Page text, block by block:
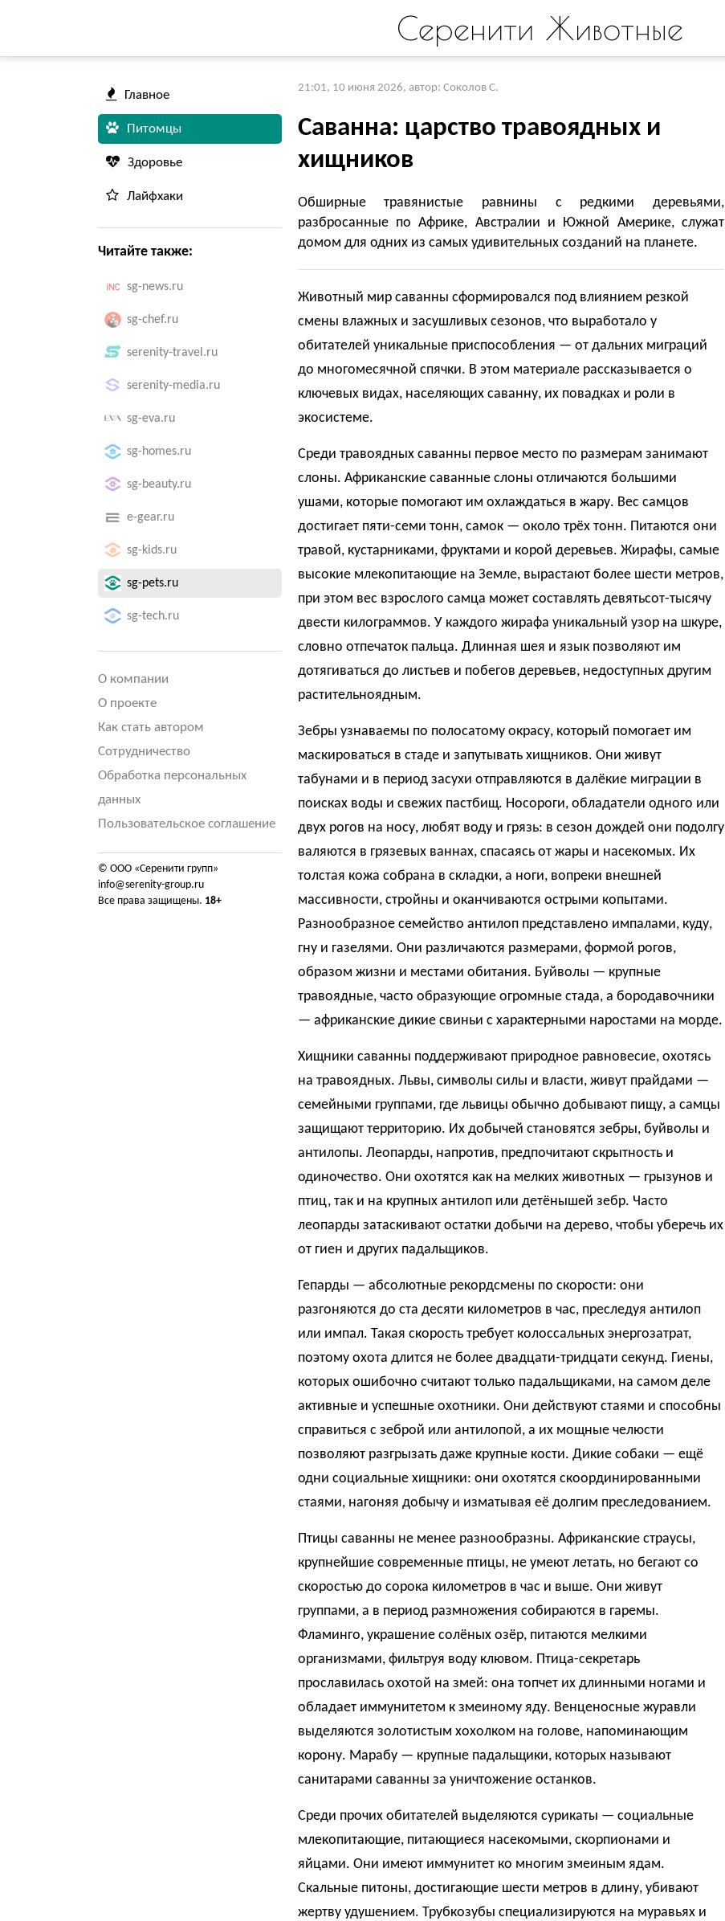
Серенити Животные
Главное
Питомцы
Здоровье
Лайфхаки
Читайте также:
sg-news.ru
sg-chef.ru
serenity-travel.ru
serenity-media.ru
sg-eva.ru
sg-homes.ru
sg-beauty.ru
e-gear.ru
sg-kids.ru
sg-pets.ru
sg-tech.ru
О компании
О проекте
Как стать автором
Сотрудничество
Обработка персональных
данных
Пользовательское соглашение
© ООО «Серенити групп»
info@serenity-group.ru
Все права защищены. 18+
21:01, 10 июня 2026, автор: Соколов С.
Саванна: царство травоядных и
хищников
Обширные травянистые равнины с редкими деревьями,
разбросанные по Африке, Австралии и Южной Америке, служат
домом для одних из самых удивительных созданий на планете.
Животный мир саванны сформировался под влиянием резкой
смены влажных и засушливых сезонов, что выработало у
обитателей уникальные приспособления — от дальних миграций
до многомесячной спячки. В этом материале рассказывается о
ключевых видах, населяющих саванну, их повадках и роли в
экосистеме.
Среди травоядных саванны первое место по размерам занимают
слоны. Африканские саванные слоны отличаются большими
ушами, которые помогают им охлаждаться в жару. Вес самцов
достигает пяти-семи тонн, самок — около трёх тонн. Питаются они
травой, кустарниками, фруктами и корой деревьев. Жирафы, самые
высокие млекопитающие на Земле, вырастают более шести метров,
при этом вес взрослого самца может составлять девятьсот-тысячу
двести килограммов. У каждого жирафа уникальный узор на шкуре,
словно отпечаток пальца. Длинная шея и язык позволяют им
дотягиваться до листьев и побегов деревьев, недоступных другим
растительноядным.
Зебры узнаваемы по полосатому окрасу, который помогает им
маскироваться в стаде и запутывать хищников. Они живут
табунами и в период засухи отправляются в далёкие миграции в
поисках воды и свежих пастбищ. Носороги, обладатели одного или
двух рогов на носу, любят воду и грязь: в сезон дождей они подолгу
валяются в грязевых ваннах, спасаясь от жары и насекомых. Их
толстая кожа собрана в складки, а ноги, вопреки внешней
массивности, стройны и оканчиваются острыми копытами.
Разнообразное семейство антилоп представлено импалами, куду,
гну и газелями. Они различаются размерами, формой рогов,
образом жизни и местами обитания. Буйволы — крупные
травоядные, часто образующие огромные стада, а бородавочники
— африканские дикие свиньи с характерными наростами на морде.
Хищники саванны поддерживают природное равновесие, охотясь
на травоядных. Львы, символы силы и власти, живут прайдами —
семейными группами, где львицы обычно добывают пищу, а самцы
защищают территорию. Их добычей становятся зебры, буйволы и
антилопы. Леопарды, напротив, предпочитают скрытность и
одиночество. Они охотятся как на мелких животных — грызунов и
птиц, так и на крупных антилоп или детёнышей зебр. Часто
леопарды затаскивают остатки добычи на дерево, чтобы уберечь их
от гиен и других падальщиков.
Гепарды — абсолютные рекордсмены по скорости: они
разгоняются до ста десяти километров в час, преследуя антилоп
или импал. Такая скорость требует колоссальных энергозатрат,
поэтому охота длится не более двадцати-тридцати секунд. Гиены,
которых ошибочно считают только падальщиками, на самом деле
активные и успешные охотники. Они действуют стаями и способны
справиться с зеброй или антилопой, а их мощные челюсти
позволяют разгрызать даже крупные кости. Дикие собаки — ещё
одни социальные хищники: они охотятся скоординированными
стаями, нагоняя добычу и изматывая её долгим преследованием.
Птицы саванны не менее разнообразны. Африканские страусы,
крупнейшие современные птицы, не умеют летать, но бегают со
скоростью до сорока километров в час и выше. Они живут
группами, а в период размножения собираются в гаремы.
Фламинго, украшение солёных озёр, питаются мелкими
организмами, фильтруя воду клювом. Птица-секретарь
прославилась охотой на змей: она топчет их длинными ногами и
обладает иммунитетом к змеиному яду. Венценосные журавли
выделяются золотистым хохолком на голове, напоминающим
корону. Марабу — крупные падальщики, которых называют
санитарами саванны за уничтожение останков.
Среди прочих обитателей выделяются сурикаты — социальные
млекопитающие, питающиеся насекомыми, скорпионами и
яйцами. Они имеют иммунитет ко многим змеиным ядам.
Скальные питоны, достигающие шести метров в длину, убивают
жертву удушением. Трубкозубы специализируются на муравьях и